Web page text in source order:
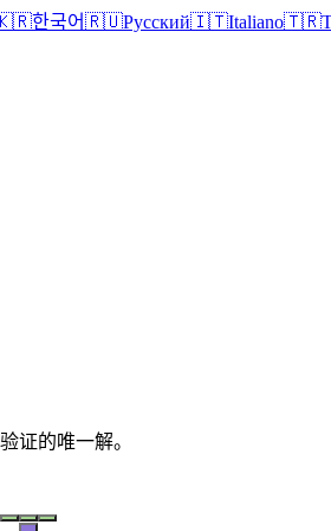
한국어🇷🇺Русский🇮🇹Italiano🇹🇷
证的唯一解。